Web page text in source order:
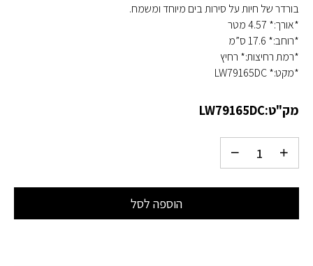
בורדר של חיות על סירות בים מיוחד ומשמח.
*אורך:* 4.57 מטר
*רוחב:* 17.6 ס”מ
*רמת רחיצות:* רחיץ
*מקט:* LW79165DC
מק"ט:LW79165DC
הוספה לסל